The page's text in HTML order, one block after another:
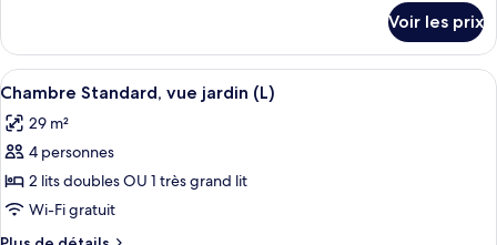
Chambre
Standard
(L)
le
type
de
Chambre
Standard
Voir les prix
Afficher
toutes
les
photos
pour
ce
type
Une chambre d’hôtel avec un
5
Chambre Standard, vue jardin (L)
29 m²
4 personnes
2 lits doubles OU 1 très grand lit
Wi-Fi gratuit